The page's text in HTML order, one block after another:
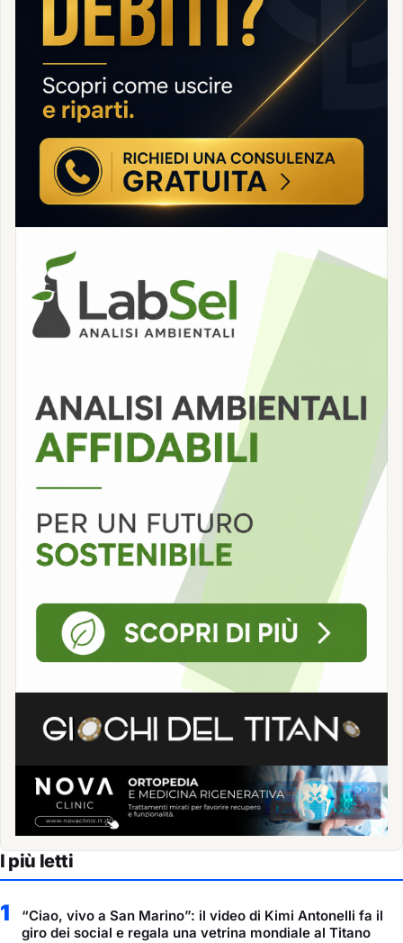
I più letti
1
“Ciao, vivo a San Marino”: il video di Kimi Antonelli fa il
giro dei social e regala una vetrina mondiale al Titano